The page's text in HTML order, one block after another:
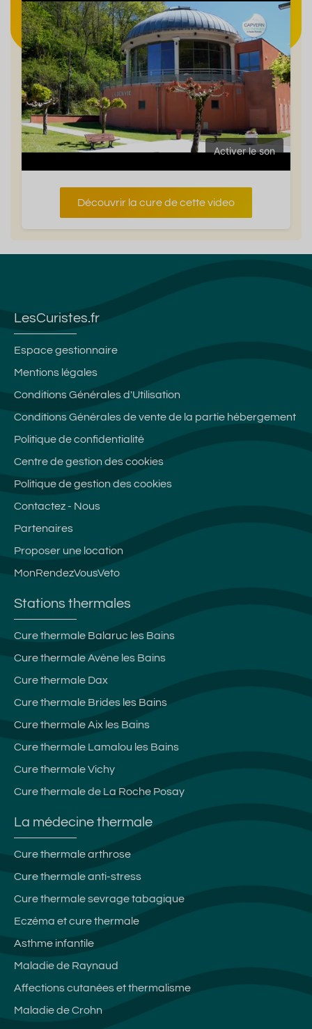
Activer le son
Découvrir la cure de cette video
LesCuristes.fr
Espace gestionnaire
Mentions légales
Conditions Générales d'Utilisation
Conditions Générales de vente de la partie hébergement
Politique de confidentialité
Centre de gestion des cookies
Politique de gestion des cookies
Contactez - Nous
Partenaires
Proposer une location
MonRendezVousVeto
Stations thermales
Cure thermale Balaruc les Bains
Cure thermale Avène les Bains
Cure thermale Dax
Cure thermale Brides les Bains
Cure thermale Aix les Bains
Cure thermale Lamalou les Bains
Cure thermale Vichy
Cure thermale de La Roche Posay
La médecine thermale
Cure thermale arthrose
Cure thermale anti-stress
Cure thermale sevrage tabagique
Eczéma et cure thermale
Asthme infantile
Maladie de Raynaud
Affections cutanées et thermalisme
Maladie de Crohn